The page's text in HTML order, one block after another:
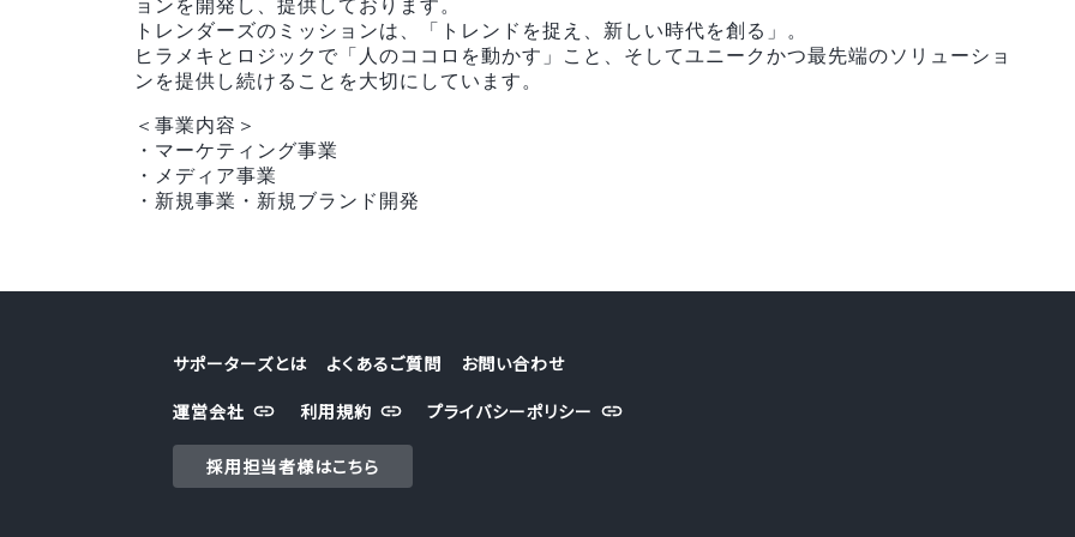
ョンを開発し、提供しております。
トレンダーズのミッションは、「トレンドを捉え、新しい時代を創る」。
ヒラメキとロジックで「人のココロを動かす」こと、そしてユニークかつ最先端のソリューショ
ンを提供し続けることを大切にしています。
＜事業内容＞
・マーケティング事業
・メディア事業
・新規事業・新規ブランド開発
サポーターズとは よくあるご質問
お問い合わせ
運営会社
利用規約 プライバシーポリシー
採用担当者様はこちら